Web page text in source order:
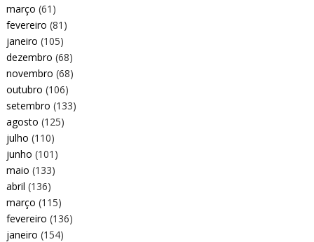
março (61)
fevereiro (81)
janeiro (105)
dezembro (68)
novembro (68)
outubro (106)
setembro (133)
agosto (125)
julho (110)
junho (101)
maio (133)
abril (136)
março (115)
fevereiro (136)
janeiro (154)